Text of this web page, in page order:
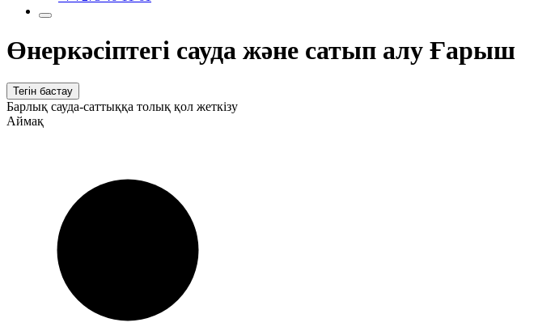
Өнеркәсіптегі сауда және сатып алу Ғарыш
Тегін бастау
Барлық сауда-саттыққа толық қол жеткізу
Аймақ